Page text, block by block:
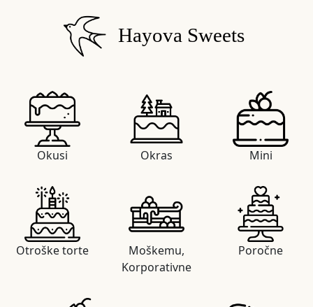
Hayova Sweets
Okusi Okras Mini
Otroške torte
Moškemu,
Korporativne
Poročne